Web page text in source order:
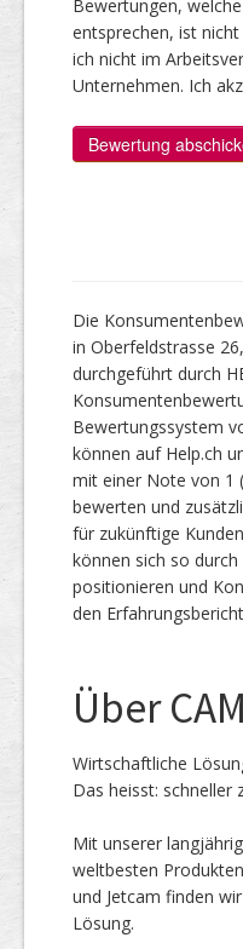
Bewertungen,
entsprechen, ist
ich nicht im
Unternehmen. Ich
Die
in Oberfeldstrasse
durchgeführt durch
Bewertungssystem
können auf Help.ch
mit einer Note von 1
bewerten und
für zukünftige
können sich so
positionieren und
den
Über
Wirtschaftliche
Das heisst: schneller
Mit unserer
weltbesten
und Jetcam finden
Lösung.